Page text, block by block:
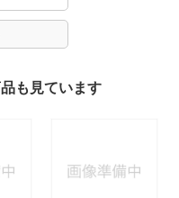
も見ています